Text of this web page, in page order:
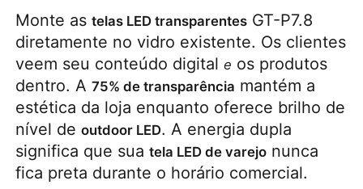
Monte as telas LED transparentes GT-P7.8
diretamente no vidro existente. Os clientes
veem seu conteúdo digital e os produtos
dentro. A 75% de transparência mantém a
estética da loja enquanto oferece brilho de
nível de outdoor LED. A energia dupla
significa que sua tela LED de varejo nunca
fica preta durante o horário comercial.